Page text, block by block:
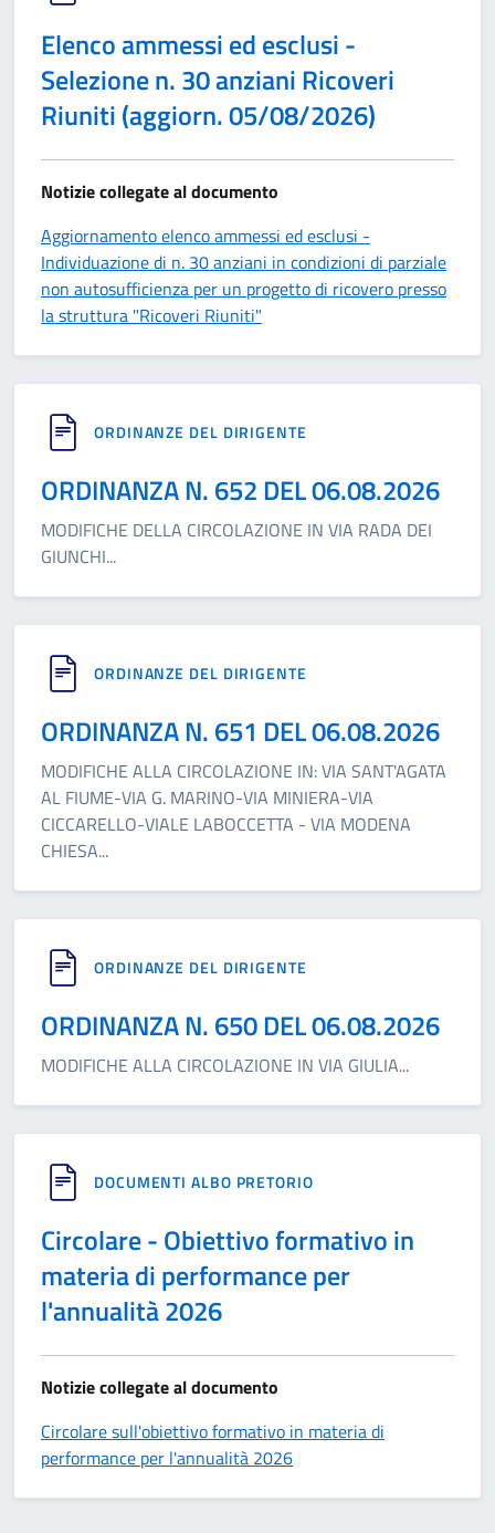
Elenco ammessi ed esclusi -
Selezione n. 30 anziani Ricoveri
Riuniti (aggiorn. 05/08/2026)
Notizie collegate al documento
Aggiornamento elenco ammessi ed esclusi -
Individuazione di n. 30 anziani in condizioni di parziale
non autosufficienza per un progetto di ricovero presso
la struttura "Ricoveri Riuniti"
ORDINANZE DEL DIRIGENTE
ORDINANZA N. 652 DEL 06.08.2026
MODIFICHE DELLA CIRCOLAZIONE IN VIA RADA DEI
GIUNCHI...
ORDINANZE DEL DIRIGENTE
ORDINANZA N. 651 DEL 06.08.2026
MODIFICHE ALLA CIRCOLAZIONE IN: VIA SANT'AGATA
AL FIUME-VIA G. MARINO-VIA MINIERA-VIA
CICCARELLO-VIALE LABOCCETTA - VIA MODENA
CHIESA...
ORDINANZE DEL DIRIGENTE
ORDINANZA N. 650 DEL 06.08.2026
MODIFICHE ALLA CIRCOLAZIONE IN VIA GIULIA...
DOCUMENTI ALBO PRETORIO
Circolare - Obiettivo formativo in
materia di performance per
l'annualità 2026
Notizie collegate al documento
Circolare sull'obiettivo formativo in materia di
performance per l'annualità 2026